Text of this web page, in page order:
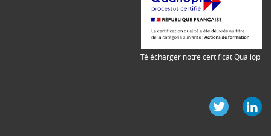
Télécharger notre certificat Qualiopi